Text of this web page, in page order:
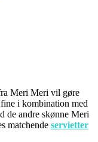
Meri Meri vil gøre
i kombination med
de andre skønne Meri
matchende servietter